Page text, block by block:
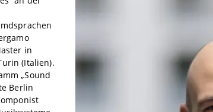
in
(Italien).
„Sound
Berlin